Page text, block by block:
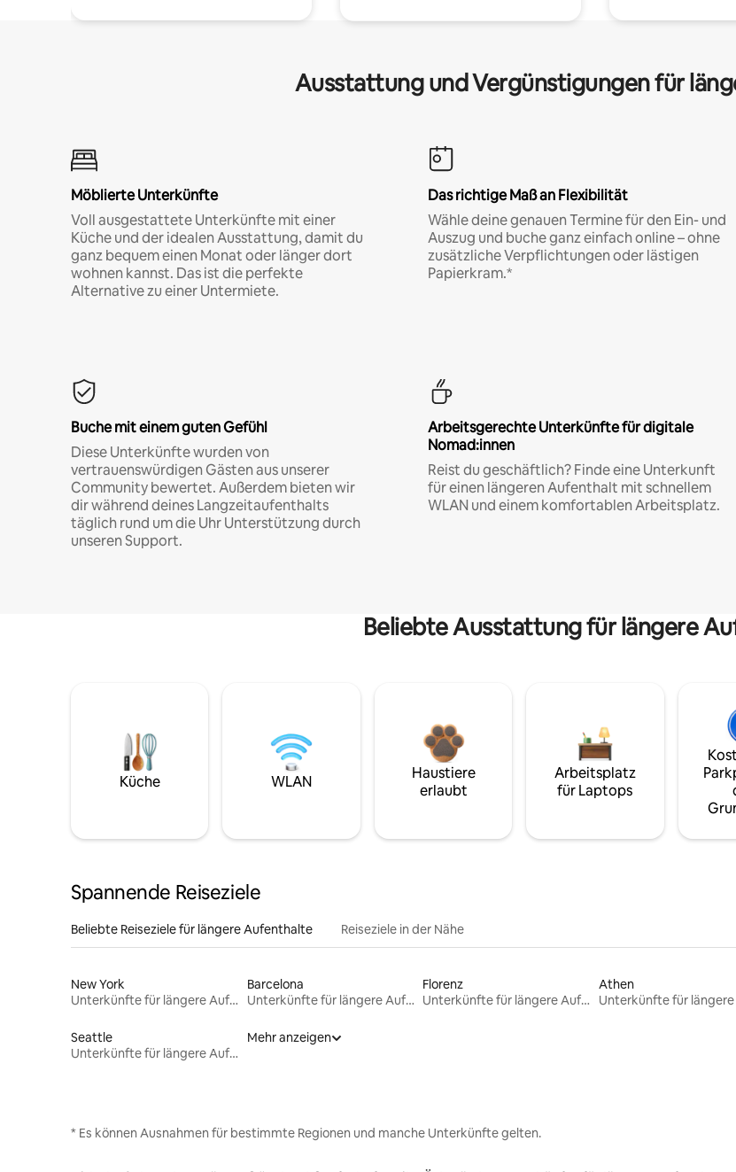
Ausstattung und Vergünstigungen für
Möblierte Unterkünfte
Voll ausgestattete Unterkünfte mit einer
Küche und der idealen Ausstattung, damit du
ganz bequem einen Monat oder länger dort
wohnen kannst. Das ist die perfekte
Alternative zu einer Untermiete.
Das richtige Maß an Flexibilität
Wähle deine genauen Termine für den Ein- und
Auszug und buche ganz einfach online – ohne
zusätzliche Verpflichtungen oder lästigen
Papierkram.*
Buche mit einem guten Gefühl
Diese Unterkünfte wurden von
vertrauenswürdigen Gästen aus unserer
Community bewertet. Außerdem bieten wir
dir während deines Langzeitaufenthalts
täglich rund um die Uhr Unterstützung durch
unseren Support.
Arbeitsgerechte Unterkünfte für digitale
Nomad:innen
Reist du geschäftlich? Finde eine Unterkunft
für einen längeren Aufenthalt mit schnellem
WLAN und einem komfortablen Arbeitsplatz.
Beliebte Ausstattung für längere
Küche WLAN
Haustiere
erlaubt
Arbeitsplatz
für Laptops
Spannende Reiseziele
Beliebte Reiseziele für längere Aufenthalte Reiseziele in der Nähe
New York
Unterkünfte für längere Aufenthalte
Barcelona
Unterkünfte für längere Aufenthalte
Florenz
Unterkünfte für längere Aufenthalte
Athen
Seattle
Unterkünfte für längere Aufenthalte
Mehr anzeigen
* Es können Ausnahmen für bestimmte Regionen und manche Unterkünfte gelten.